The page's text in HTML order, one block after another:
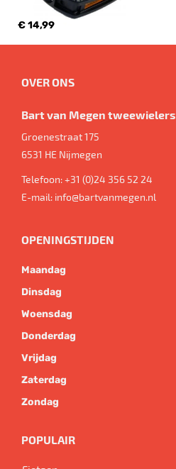
€ 14,99
OVER ONS
Bart van Megen tweewielers
Groenestraat 175
6531 HE Nijmegen
Telefoon:+31 (0)24 356 52 24
E-mail: info@bartvanmegen.nl
OPENINGSTIJDEN
Maandag
Dinsdag
Woensdag
Donderdag
Vrijdag
Zaterdag
Zondag
POPULAIR